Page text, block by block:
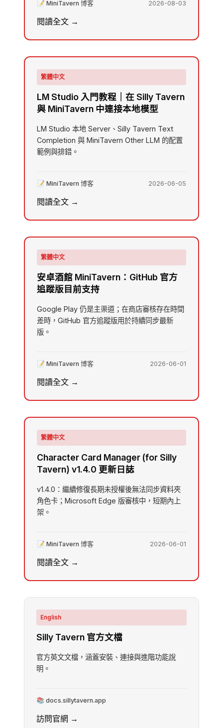
📝 MiniTavern 博客 2026-08-03
閱讀全文 →
繁體中文
LM Studio 入門教程｜在 Silly Tavern
與 MiniTavern 中連接本地模型
LM Studio 本地 Server、Silly Tavern Text
Completion 與 MiniTavern Other LLM 的配置
範例與排錯。
📝 MiniTavern 博客 2026-06-05
閱讀全文 →
繁體中文
安卓酒館 MiniTavern：GitHub 官方
追蹤版目前支持
Google Play 仍是主渠道；在商店審核存在時間
差時，GitHub 官方追蹤版用於持續同步最新
版。
📝 MiniTavern 博客 2026-06-01
閱讀全文 →
繁體中文
Character Card Manager (for Silly
Tavern) v1.4.0 更新日誌
v1.4.0：繼續修復長期未授權後無法同步資料夾
角色卡；Microsoft Edge 版審核中，短期內上
架。
📝 MiniTavern 博客 2026-06-01
閱讀全文 →
English
Silly Tavern 官方文檔
官方英文文檔，涵蓋安裝、連接與進階功能說
明。
📚 docs.sillytavern.app
訪問官網 →